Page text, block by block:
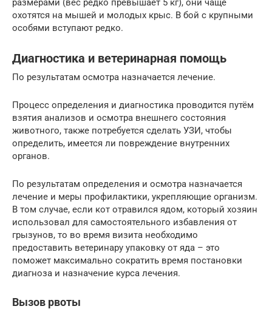
размерами (вес редко превышает 5 кг), они чаще
охотятся на мышей и молодых крыс. В бой с крупными
особями вступают редко.
Диагностика и ветеринарная помощь
По результатам осмотра назначается лечение.
Процесс определения и диагностика проводится путём
взятия анализов и осмотра внешнего состояния
животного, также потребуется сделать УЗИ, чтобы
определить, имеется ли повреждение внутренних
органов.
По результатам определения и осмотра назначается
лечение и меры профилактики, укрепляющие организм.
В том случае, если кот отравился ядом, который хозяин
использовал для самостоятельного избавления от
грызунов, то во время визита необходимо
предоставить ветеринару упаковку от яда – это
поможет максимально сократить время постановки
диагноза и назначение курса лечения.
Вызов рвоты